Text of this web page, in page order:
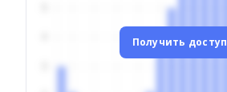
Получить доступ